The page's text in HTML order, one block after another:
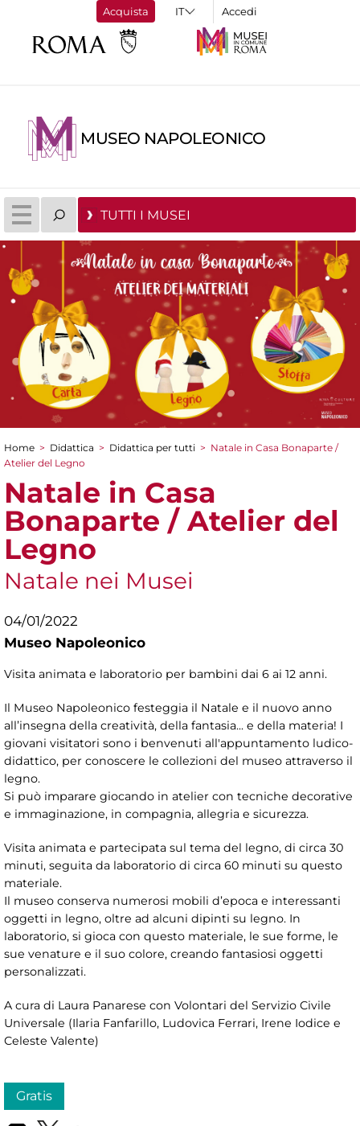
Acquista Accedi
MUSEO NAPOLEONICO
TUTTI I MUSEI
Tu sei qui
Home > Didattica > Didattica per tutti > Natale in Casa Bonaparte /
Atelier del Legno
Natale in Casa
Bonaparte / Atelier del
Legno
Natale nei Musei
04/01/2022
Museo Napoleonico
Visita animata e laboratorio per bambini dai 6 ai 12 anni.
Il Museo Napoleonico festeggia il Natale e il nuovo anno
all’insegna della creatività, della fantasia... e della materia! I
giovani visitatori sono i benvenuti all'appuntamento ludico-
didattico, per conoscere le collezioni del museo attraverso il
legno.
Si può imparare giocando in atelier con tecniche decorative
e immaginazione, in compagnia, allegria e sicurezza.
Visita animata e partecipata sul tema del legno, di circa 30
minuti, seguita da laboratorio di circa 60 minuti su questo
materiale.
Il museo conserva numerosi mobili d’epoca e interessanti
oggetti in legno, oltre ad alcuni dipinti su legno. In
laboratorio, si gioca con questo materiale, le sue forme, le
sue venature e il suo colore, creando fantasiosi oggetti
personalizzati.
A cura di Laura Panarese con Volontari del Servizio Civile
Universale (Ilaria Fanfarillo, Ludovica Ferrari, Irene Iodice e
Celeste Valente)
Gratis